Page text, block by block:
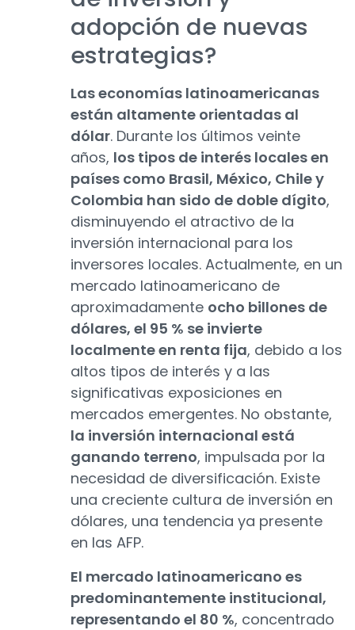
adopción de nuevas
estrategias?
Las economías latinoamericanas
están altamente orientadas al
dólar. Durante los últimos veinte
años, los tipos de interés locales en
países como Brasil, México, Chile y
Colombia han sido de doble dígito,
disminuyendo el atractivo de la
inversión internacional para los
inversores locales. Actualmente, en un
mercado latinoamericano de
aproximadamente ocho billones de
dólares, el 95 % se invierte
localmente en renta fija, debido a los
altos tipos de interés y a las
significativas exposiciones en
mercados emergentes. No obstante,
la inversión internacional está
ganando terreno, impulsada por la
necesidad de diversificación. Existe
una creciente cultura de inversión en
dólares, una tendencia ya presente
en las AFP.
El mercado latinoamericano es
predominantemente institucional,
representando el 80 %, concentrado